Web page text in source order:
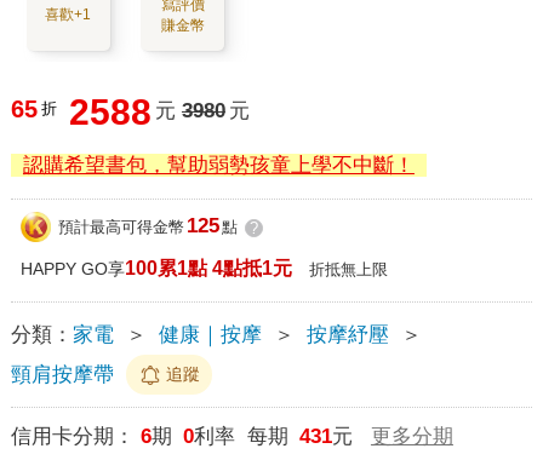
喜歡+1
寫評價
賺金幣
65 折 2588 元 3980 元
認購希望書包，幫助弱勢孩童上學不中斷！
預計最高可得金幣 125點 ?
HAPPY GO享100累1點 4點抵1元 折抵無上限
分類： 家電 ＞ 健康｜按摩 ＞ 按摩紓壓
＞
頸肩按摩帶
追蹤
信用卡分期： 6期 0利率 每期 431元 更多分期